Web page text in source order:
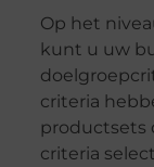
Op het
kunt u uw
criteria
productsets
criteria